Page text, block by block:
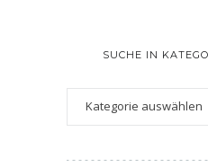
SUCHE IN